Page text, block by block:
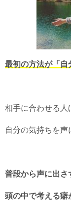
最初の方法が「自
相手に合わせる人
自分の気持ちを声
普段から声に出さ
頭の中で考える癖